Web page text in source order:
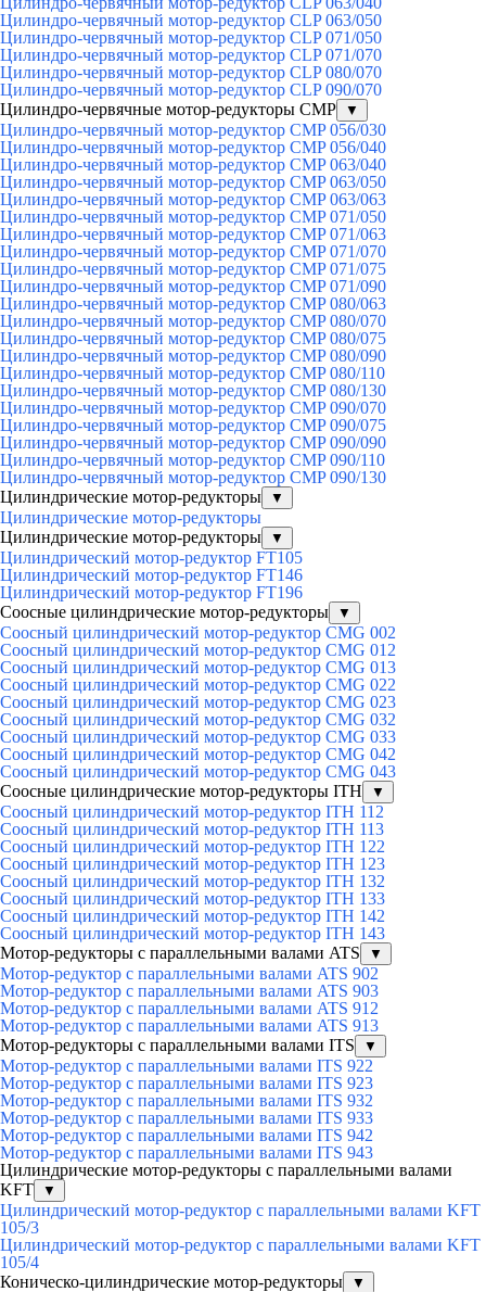
Цилиндро-червячный мотор-редуктор CLP 063/050
Цилиндро-червячный мотор-редуктор CLP 071/050
Цилиндро-червячный мотор-редуктор CLP 071/070
Цилиндро-червячный мотор-редуктор CLP 080/070
Цилиндро-червячный мотор-редуктор CLP 090/070
Цилиндро-червячные мотор-редукторы CMP
▼
Цилиндро-червячный мотор-редуктор CMP 056/030
Цилиндро-червячный мотор-редуктор CMP 056/040
Цилиндро-червячный мотор-редуктор CMP 063/040
Цилиндро-червячный мотор-редуктор CMP 063/050
Цилиндро-червячный мотор-редуктор CMP 063/063
Цилиндро-червячный мотор-редуктор CMP 071/050
Цилиндро-червячный мотор-редуктор CMP 071/063
Цилиндро-червячный мотор-редуктор CMP 071/070
Цилиндро-червячный мотор-редуктор CMP 071/075
Цилиндро-червячный мотор-редуктор CMP 071/090
Цилиндро-червячный мотор-редуктор CMP 080/063
Цилиндро-червячный мотор-редуктор CMP 080/070
Цилиндро-червячный мотор-редуктор CMP 080/075
Цилиндро-червячный мотор-редуктор CMP 080/090
Цилиндро-червячный мотор-редуктор CMP 080/110
Цилиндро-червячный мотор-редуктор CMP 080/130
Цилиндро-червячный мотор-редуктор CMP 090/070
Цилиндро-червячный мотор-редуктор CMP 090/075
Цилиндро-червячный мотор-редуктор CMP 090/090
Цилиндро-червячный мотор-редуктор CMP 090/110
Цилиндро-червячный мотор-редуктор CMP 090/130
Цилиндрические мотор-редукторы
▼
Цилиндрические мотор-редукторы
Цилиндрические мотор-редукторы
▼
Цилиндрический мотор-редуктор FT105
Цилиндрический мотор-редуктор FT146
Цилиндрический мотор-редуктор FT196
Соосные цилиндрические мотор-редукторы
▼
Соосный цилиндрический мотор-редуктор CMG 002
Соосный цилиндрический мотор-редуктор CMG 012
Соосный цилиндрический мотор-редуктор CMG 013
Соосный цилиндрический мотор-редуктор CMG 022
Соосный цилиндрический мотор-редуктор CMG 023
Соосный цилиндрический мотор-редуктор CMG 032
Соосный цилиндрический мотор-редуктор CMG 033
Соосный цилиндрический мотор-редуктор CMG 042
Соосный цилиндрический мотор-редуктор CMG 043
Соосные цилиндрические мотор-редукторы ITH
▼
Соосный цилиндрический мотор-редуктор ITH 112
Соосный цилиндрический мотор-редуктор ITH 113
Соосный цилиндрический мотор-редуктор ITH 122
Соосный цилиндрический мотор-редуктор ITH 123
Соосный цилиндрический мотор-редуктор ITH 132
Соосный цилиндрический мотор-редуктор ITH 133
Соосный цилиндрический мотор-редуктор ITH 142
Соосный цилиндрический мотор-редуктор ITH 143
Мотор-редукторы с параллельными валами ATS
▼
Мотор-редуктор с параллельными валами ATS 902
Мотор-редуктор с параллельными валами ATS 903
Мотор-редуктор с параллельными валами ATS 912
Мотор-редуктор с параллельными валами ATS 913
Мотор-редукторы с параллельными валами ITS
▼
Мотор-редуктор с параллельными валами ITS 922
Мотор-редуктор с параллельными валами ITS 923
Мотор-редуктор с параллельными валами ITS 932
Мотор-редуктор с параллельными валами ITS 933
Мотор-редуктор с параллельными валами ITS 942
Мотор-редуктор с параллельными валами ITS 943
Цилиндрические мотор-редукторы с параллельными валами
KFT
▼
Цилиндрический мотор-редуктор с параллельными валами KFT
105/3
Цилиндрический мотор-редуктор с параллельными валами KFT
105/4
Коническо-цилиндрические мотор-редукторы
▼